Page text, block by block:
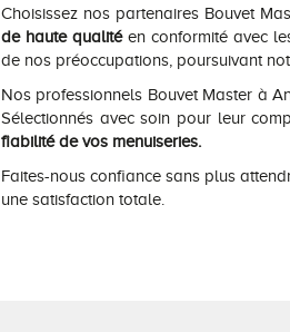
Choisissez nos partenaires Bouvet
de haute qualitéen conformité avec
de nos préoccupations, poursuivant
Nos professionnels Bouvet Master à
Sélectionnés avec soin pour leur
fiabilité de vos menuiseries.
Faites-nous confiance sans plus
une satisfaction totale.